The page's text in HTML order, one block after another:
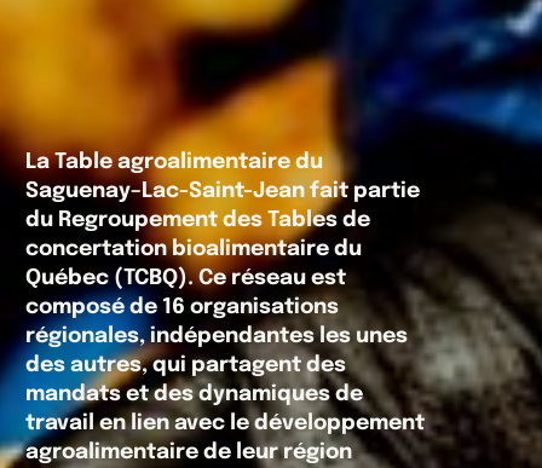
La Table agroalimentaire du
Saguenay–Lac-Saint-Jean fait partie
du Regroupement des Tables de
concertation bioalimentaire du
Québec (TCBQ). Ce réseau est
composé de 16 organisations
régionales, indépendantes les unes
des autres, qui partagent des
mandats et des dynamiques de
travail en lien avec le développement
agroalimentaire de leur région